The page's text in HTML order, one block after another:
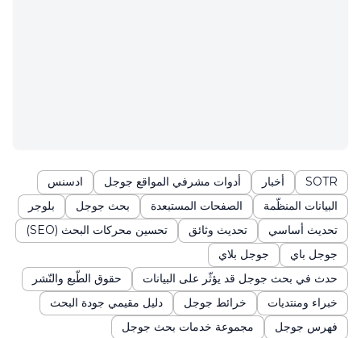
SOTR أخبار أدوات مشرفي المواقع جوجل
ادسنس
البيانات المنظّمة
الصفحات المستبعدة بحث جوجل
بلوجر
تحديث أساسي
تحديث وثائق
تحسين محركات البحث (SEO)
جوجل باي
جوجل بلاي
حدث في بحث جوجل قد يؤثّر على البيانات
حقوق الطّبع والنّشر
خبراء ومنتديات
خرائط جوجل
دليل مقيمي جودة البحث
فهرس جوجل
مجموعة خدمات بحث جوجل